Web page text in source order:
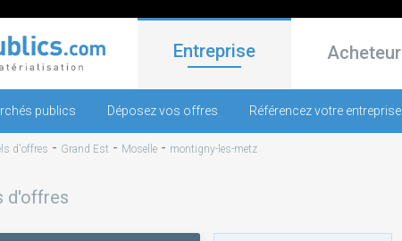
Entreprise Acheteur
publics Déposez vos offres Référencez votre entreprise
d'offres - Grand Est - Moselle - montigny-les-metz
d'offres